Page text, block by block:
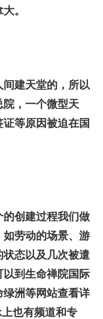
。
建天堂的，所以
，一个微型天
等原因被迫在国
创建过程我们做
劳动的场景、游
态以及几次被遣
到生命禅院国际
绿洲等网站查看详
也有频道和专